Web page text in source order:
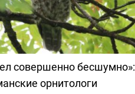
совершенно бесшумно»:
орнитологи